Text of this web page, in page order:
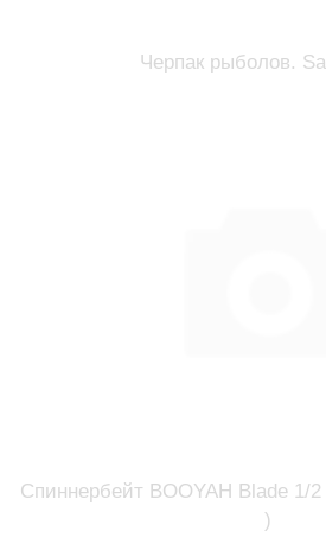
Черпак рыболов.
Спиннербейт BOOYAH Blade 1/
)